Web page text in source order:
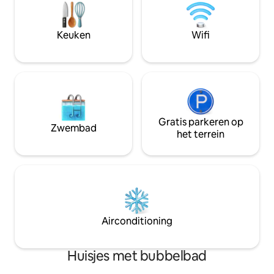
bocht te verwarren. Minimaal:
doordeweeks: weekend van 2 nachten:
moderne open
de eeuw zorgt
dineren, loungen
Warwick P25-0245
Keuken Wifi
Zwembad
Gratis parkeren op
het terrein
Airconditioning
Huisjes met bubbelbad